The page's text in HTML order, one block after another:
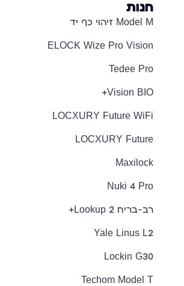
חנות
Model M זיהוי כף יד
ELOCK Wize Pro Vision
Tedee Pro
Vision BIO+
LOCXURY Future WiFi
LOCXURY Future
Maxilock
Nuki 4 Pro
רב-בריח Lookup 2+
Yale Linus L2
Lockin G30
Techom Model T